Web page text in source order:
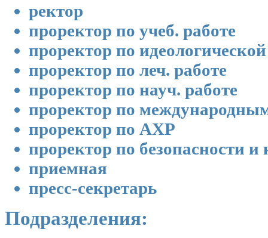
ректор
проректор по учеб. работе
проректор по
проректор по леч. работе
проректор по науч. работе
проректор по
проректор по АХР
проректор по безопасности и
приемная
пресс-секретарь
Подразделения: